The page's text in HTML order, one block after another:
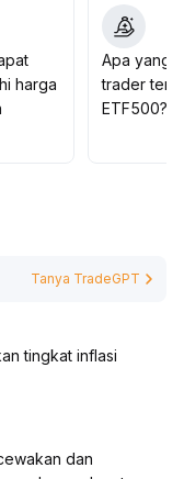
dengan cermat
4900-5200
harga turun,
dengan
menghadapi
harga
Apa yang
trader
ETF500?
Tanya TradeGPT
tingkat inflasi
dan